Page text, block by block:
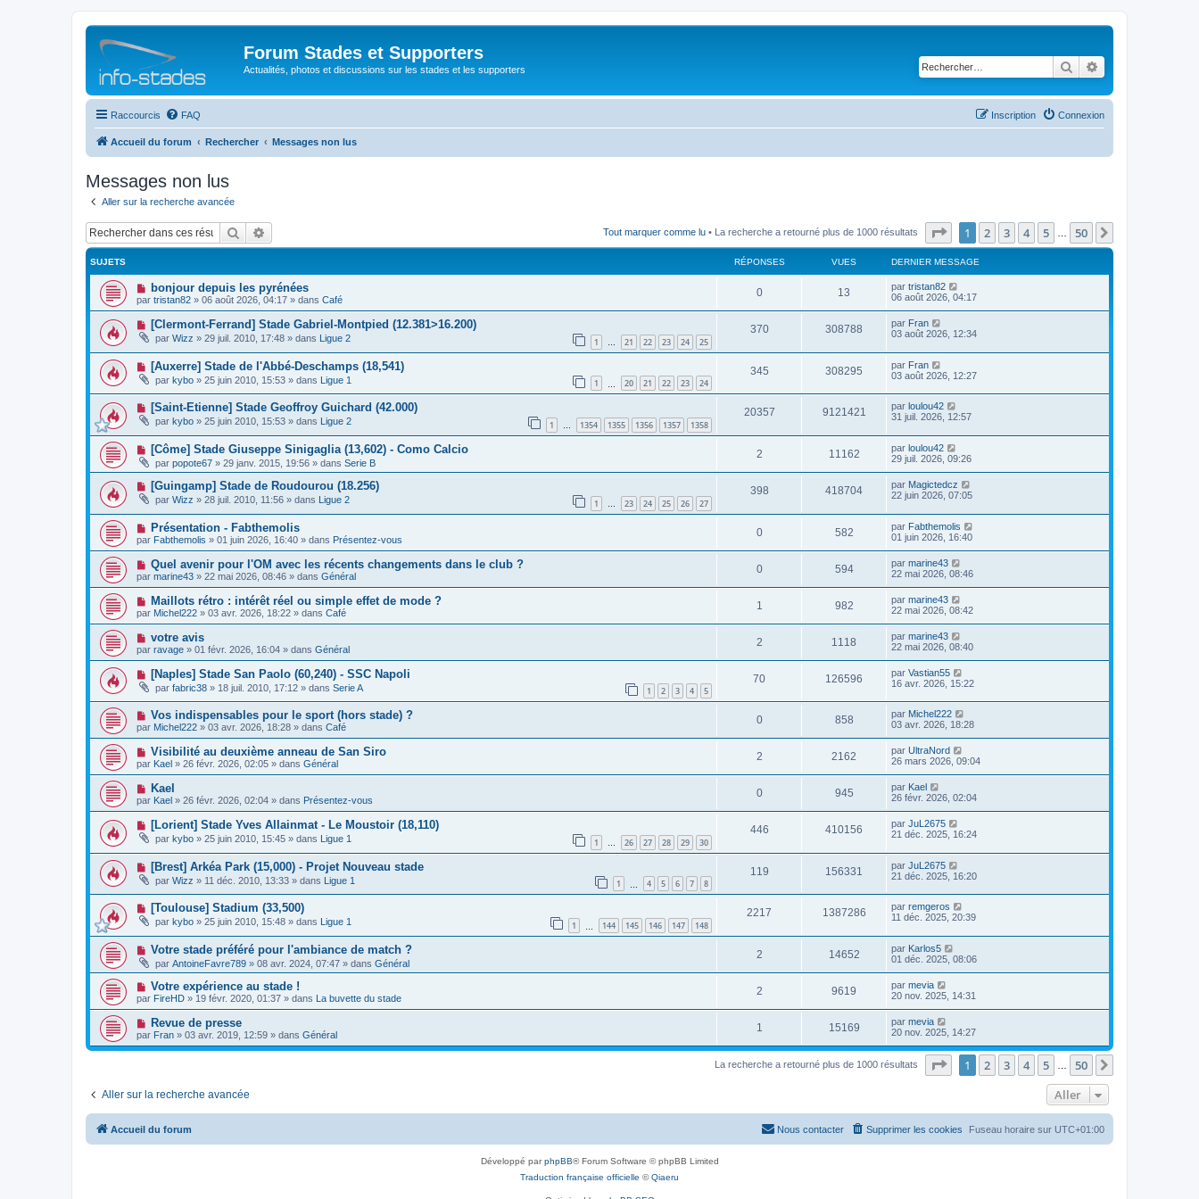
Forum Stades et Supporters
Actualités, photos et discussions sur les stades et les supporters Rechercher
Raccourcis FAQ Connexion
Inscription
Accueil du forum Rechercher Messages non lus
Messages non lus
Aller sur la recherche avancée
Rechercher Tout marquer comme lu • La recherche a retourné plus de 1000 résultats Page sur50
1 2 3 4 5 50
SUJETS RÉPONSES VUES DERNIER MESSAGE
N
o
u
v
a
m
e
s
s
a
g
e
bonjour depuis les pyrénées
par tristan82 » 06 août 2026, 04:17 » dans Café
0 13 par tristan82
06 août 2026, 04:17
N
o
u
v
e
a
u
m
s
s
a
e
[Clermont-Ferrand] Stade Gabriel-Montpied (12.381>16.200)
par Wizz » 29 juil. 2010, 17:48 » dans Ligue 2 1 … 21 22 23 24 25
370 308788 par Fran
03 août 2026, 12:34
N
o
u
v
a
u
m
s
s
a
g
e
[Auxerre] Stade de l'Abbé-Deschamps (18,541)
par kybo » 25 juin 2010, 15:53 » dans Ligue 1 1 20 21 22 23 24
345 308295 par Fran
03 août 2026, 12:27
N
o
u
v
a
u
m
e
s
s
a
g
e
[Saint-Etienne] Stade Geoffroy Guichard (42.000)
par kybo » 25 juin 2010, 15:53 » dans Ligue 2 1 … 1354 1355 1356 1357 1358
20357 9121421 par loulou42
31 juil. 2026, 12:57
N
o
u
v
a
m
e
s
s
a
g
e
[Côme] Stade Giuseppe Sinigaglia (13,602) - Como Calcio
par popote67 » 29 janv. 2015, 19:56 » dans Serie B
2 11162 par loulou42
29 juil. 2026, 09:26
N
o
u
v
e
a
m
e
s
s
g
e
[Guingamp] Stade de Roudourou (18.256)
par Wizz » 28 juil. 2010, 11:56 » dans Ligue 2 1 … 23 24 25 26 27
398 418704 par Magictedcz
22 juin 2026, 07:05
N
o
u
e
a
u
m
e
s
a
g
e
Présentation - Fabthemolis
par Fabthemolis » 01 juin 2026, 16:40 » dans Présentez-vous
0 582 par Fabthemolis
01 juin 2026, 16:40
N
o
u
v
e
a
u
m
e
s
s
a
g
e
Quel avenir pour l'OM avec les récents changements dans le club ?
par marine43 » 22 mai 2026, 08:46 » dans Général
0 594 par marine43
22 mai 2026, 08:46
N
o
u
e
a
u
m
e
s
s
a
g
e
Maillots rétro : intérêt réel ou simple effet de mode ?
par Michel222 » 03 avr. 2026, 18:22 » dans Café
1 982 par marine43
22 mai 2026, 08:42
N
o
u
v
a
u
m
s
s
a
g
e
votre avis
par ravage » 01 févr. 2026, 16:04 » dans Général
2 1118 par marine43
22 mai 2026, 08:40
N
o
u
v
e
a
u
m
s
s
g
e
[Naples] Stade San Paolo (60,240) - SSC Napoli
par fabric38 » 18 juil. 2010, 17:12 » dans Serie A 1 2 3 4 5
70 126596 par Vastian55
16 avr. 2026, 15:22
N
o
v
a
u
m
e
s
s
a
g
e
Vos indispensables pour le sport (hors stade) ?
par Michel222 » 03 avr. 2026, 18:28 » dans Café
0 858 par Michel222
03 avr. 2026, 18:28
N
o
v
e
a
u
m
e
s
s
g
Visibilité au deuxième anneau de San Siro
par Kael » 26 févr. 2026, 02:05 » dans Général
2 2162 par UltraNord
26 mars 2026, 09:04
N
o
v
a
m
e
s
s
a
g
e
Kael
par Kael » 26 févr. 2026, 02:04 » dans Présentez-vous
0 945 par Kael
26 févr. 2026, 02:04
N
o
u
v
a
u
m
s
a
g
e
[Lorient] Stade Yves Allainmat - Le Moustoir (18,110)
par kybo » 25 juin 2010, 15:45 » dans Ligue 1 1 … 26 27 28 29 30
446 410156 par JuL2675
21 déc. 2025, 16:24
N
o
u
v
a
u
m
e
s
s
a
e
[Brest] Arkéa Park (15,000) - Projet Nouveau stade
par Wizz » 11 déc. 2010, 13:33 » dans Ligue 1 1 4 5 6 7 8
119 156331 par JuL2675
21 déc. 2025, 16:20
N
o
u
v
e
a
u
m
s
s
g
e
[Toulouse] Stadium (33,500)
par kybo » 25 juin 2010, 15:48 » dans Ligue 1 1 144 145 146 147 148
2217 1387286 par remgeros
11 déc. 2025, 20:39
N
u
v
a
u
m
e
s
s
Votre stade préféré pour l'ambiance de match ?
par AntoineFavre789 » 08 avr. 2024, 07:47 » dans Général
2 14652 par Karlos5
01 déc. 2025, 08:06
N
o
u
v
e
a
u
s
a
g
Votre expérience au stade !
par FireHD » 19 févr. 2020, 01:37 » dans La buvette du stade
2 9619 par mevia
20 nov. 2025, 14:31
N
o
u
v
m
s
s
Revue de presse
par Fran » 03 avr. 2019, 12:59 » dans Général
1 15169 par mevia
20 nov. 2025, 14:27
La recherche a retourné plus de 1000 résultats Page sur50
1 2 3 4 5 50
Aller sur la recherche avancée Aller
Accueil du forum Fuseau horaire sur UTC+01:00
Supprimer les cookies
Nous contacter
Développé parphpBB® Forum Software © phpBB Limited
Traduction française officielle ©Qiaeru